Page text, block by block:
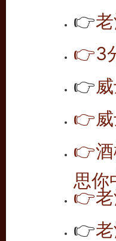
👉
👉3
👉
👉
👉
思你
👉
👉